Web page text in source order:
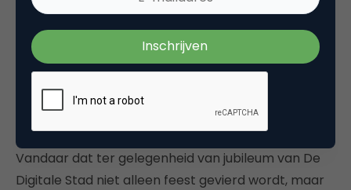
Onbegrijpelijk, of niet? Maar dan moeten we ons
echt zorgen maken over de reden waarom
Plasterk en anderen helemaal niks doen op dit vlak
en zich niet uitspreken. Dus eigenlijk vertrouw ik
toch weer op hackers en kunstenaars en
Vandaar dat ter gelegenheid van jubileum van De
Digitale Stad niet alleen feest gevierd wordt, maar